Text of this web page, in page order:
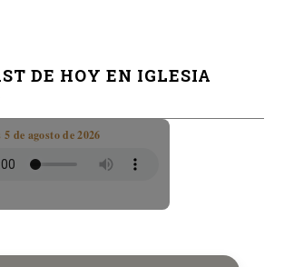
DE HOY EN IGLESIA
de agosto de 2026